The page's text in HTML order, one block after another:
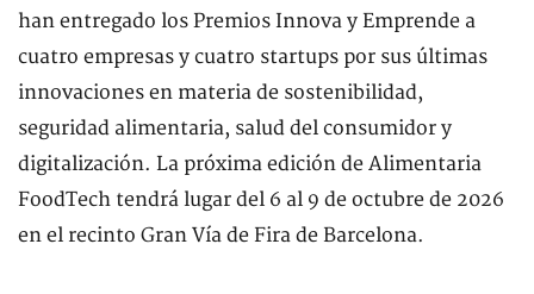
han entregado los Premios Innova y Emprende a
cuatro empresas y cuatro startups por sus últimas
innovaciones en materia de sostenibilidad,
seguridad alimentaria, salud del consumidor y
digitalización. La próxima edición de Alimentaria
FoodTech tendrá lugar del 6 al 9 de octubre de 2026
en el recinto Gran Vía de Fira de Barcelona.